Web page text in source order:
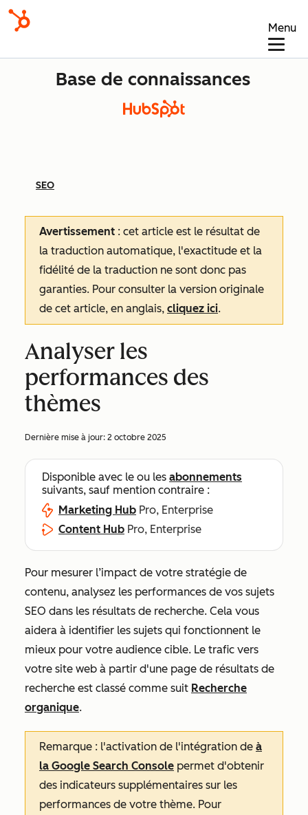
Menu
Base de connaissances
SEO
Avertissement : cet article est le résultat de
la traduction automatique, l'exactitude et la
fidélité de la traduction ne sont donc pas
garanties. Pour consulter la version originale
de cet article, en anglais, cliquez ici.
Analyser les
performances des
thèmes
Dernière mise à jour: 2 octobre 2025
Disponible avec le ou les abonnements
suivants, sauf mention contraire :
Marketing Hub Pro, Enterprise
Content Hub Pro, Enterprise
Pour mesurer l’impact de votre stratégie de
contenu, analysez les performances de vos sujets
SEO dans les résultats de recherche. Cela vous
aidera à identifier les sujets qui fonctionnent le
mieux pour votre audience cible. Le trafic vers
votre site web à partir d'une page de résultats de
recherche est classé comme suit Recherche
organique.
Remarque : l'activation de l'intégration de à
la Google Search Console permet d'obtenir
des indicateurs supplémentaires sur les
performances de votre thème. Pour